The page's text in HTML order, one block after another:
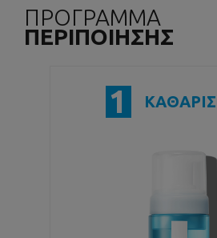
ΠΡΟΓΡΑΜΜΑ
ΠΕΡΙΠΟΙΗΣΗΣ
1